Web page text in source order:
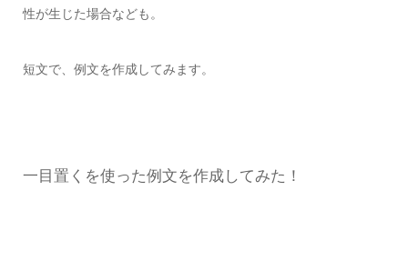
性が生じた場合なども。
短文で、例文を作成してみます。
一目置くを使った例文を作成してみた！